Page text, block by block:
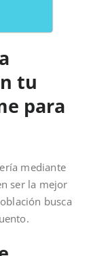
tu
para
mediante
ser la mejor
busca